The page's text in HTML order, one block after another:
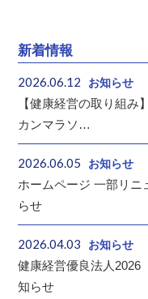
新着情報
2026.06.12 お知らせ
【健康経営の取り組み
カンマラソ…
2026.06.05 お知らせ
ホームページ 一部リニ
らせ
2026.04.03 お知らせ
健康経営優良法人2026
知らせ